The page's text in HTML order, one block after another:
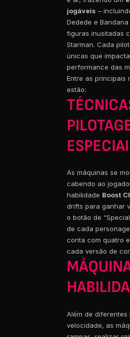
jogáveis –
Dedede e
figuras inusitadas
Starman. Cada
únicas que
performance das
Entre as principais
estão:
As máquinas se
cabendo ao
habilidade Boost
drifts para ganhar
o botão de
de cada
conta com quatro
cada versão de cor.
Além de diferentes
velocidade, as